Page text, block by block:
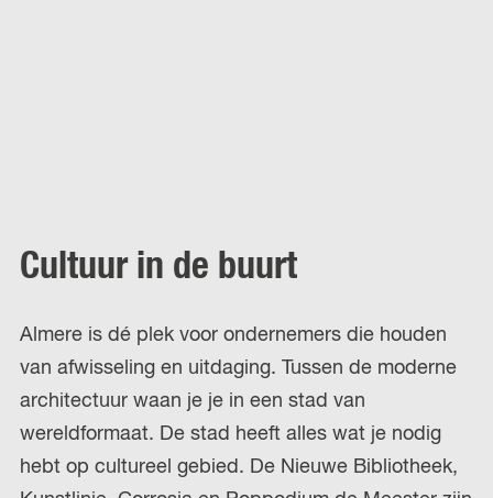
Cultuur in de buurt
Almere is dé plek voor ondernemers die houden
van afwisseling en uitdaging. Tussen de moderne
architectuur waan je je in een stad van
wereldformaat. De stad heeft alles wat je nodig
hebt op cultureel gebied. De Nieuwe Bibliotheek,